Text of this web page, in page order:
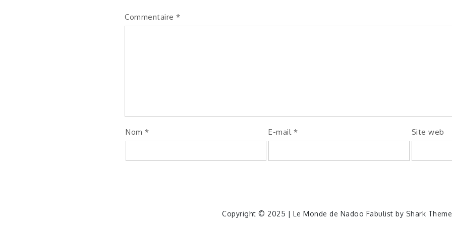
Commentaire *
Nom * E-mail * Site web
Copyright © 2025 | Le Monde de Nadoo Fabulist by Shark